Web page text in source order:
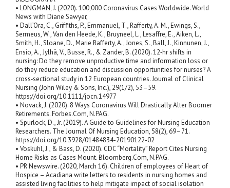
• LONGMAN, J. (2020). 100,000 Coronavirus Cases Worldwide. World
News with Diane Sawyer,
• Dall’Ora, C., Griffiths, P., Emmanuel, T., Rafferty, A. M., Ewings, S.,
Sermeus, W., Van den Heede, K., Bruyneel, L., Lesaffre, E., Aiken, L.,
Smith, H., Sloane, D., Marie Rafferty, A., Jones, S., Ball, J., Kinnunen, J.,
Ensio, A., Jylhä, V., Busse, R., & Zander, B. (2020). 12‐hr shifts in
nursing: Do they remove unproductive time and information loss or
do they reduce education and discussion opportunities for nurses? A
cross‐sectional study in 12 European countries. Journal of Clinical
Nursing (John Wiley & Sons, Inc.), 29(1/2), 53–59.
https://doi.org/10.1111/jocn.14977
• Novack, J. (2020). 8 Ways Coronavirus Will Drastically Alter Boomer
Retirements. Forbes.Com, N.PAG.
• Spurlock, D., Jr. (2019). A Guide to Guidelines for Nursing Education
Researchers. The Journal Of Nursing Education, 58(2), 69–71.
https://doi.org/10.3928/01484834-20190122-02
• Voskuhl, J., & Bass, D. (2020). CDC “Mortality” Report Cites Nursing
Home Risks as Cases Mount. Bloomberg.Com, N.PAG.
• PR Newswire. (2020, March 16). Children of employees of Heart of
Hospice – Acadiana write letters to residents in nursing homes and
assisted living facilities to help mitigate impact of social isolation